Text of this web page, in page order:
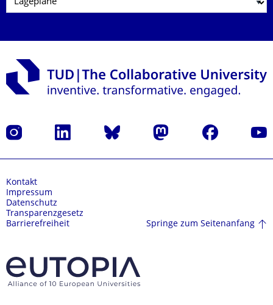
Instagram LinkedIn Bluesky Mastodon Facebook
Kontakt
Impressum
Datenschutz
Transparenzgesetz
Barrierefreiheit
Springe zum Seitenanfang